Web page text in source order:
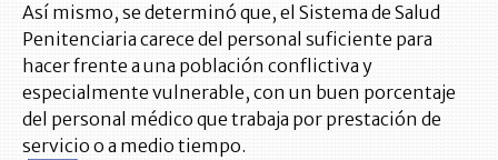
Así mismo, se determinó que, el Sistema de Salud
Penitenciaria carece del personal suficiente para
hacer frente a una población conflictiva y
especialmente vulnerable, con un buen porcentaje
del personal médico que trabaja por prestación de
servicio o a medio tiempo.